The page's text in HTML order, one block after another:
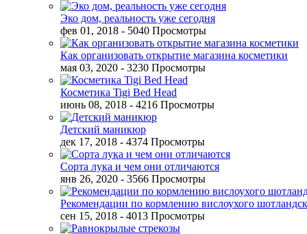
Эко дом, реальность уже сегодня
фев 01, 2018 - 5040 Просмотры
Как организовать открытие магазина косметики
мая 03, 2020 - 3230 Просмотры
Косметика Tigi Bed Head
июнь 08, 2018 - 4216 Просмотры
Детский маникюр
дек 17, 2018 - 4374 Просмотры
Сорта лука и чем они отличаются
янв 26, 2020 - 3566 Просмотры
Рекомендации по кормлению вислоухого
сен 15, 2018 - 4013 Просмотры